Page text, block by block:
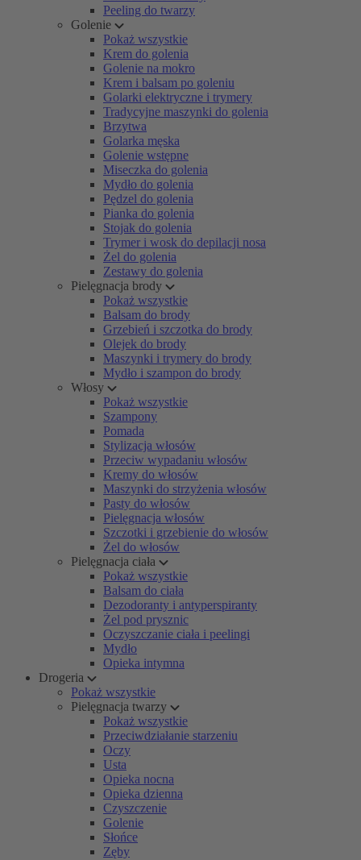
Peeling do twarzy
Golenie
Pokaż wszystkie
Krem do golenia
Golenie na mokro
Krem i balsam po goleniu
Golarki elektryczne i trymery
Tradycyjne maszynki do golenia
Brzytwa
Golarka męska
Golenie wstępne
Miseczka do golenia
Mydło do golenia
Pędzel do golenia
Pianka do golenia
Stojak do golenia
Trymer i wosk do depilacji nosa
Żel do golenia
Zestawy do golenia
Pielęgnacja brody
Pokaż wszystkie
Balsam do brody
Grzebień i szczotka do brody
Olejek do brody
Maszynki i trymery do brody
Mydło i szampon do brody
Włosy
Pokaż wszystkie
Szampony
Pomada
Stylizacja włosów
Przeciw wypadaniu włosów
Kremy do włosów
Maszynki do strzyżenia włosów
Pasty do włosów
Pielęgnacja włosów
Szczotki i grzebienie do włosów
Żel do włosów
Pielęgnacja ciała
Pokaż wszystkie
Balsam do ciała
Dezodoranty i antyperspiranty
Żel pod prysznic
Oczyszczanie ciała i peelingi
Mydło
Opieka intymna
Drogeria
Pokaż wszystkie
Pielęgnacja twarzy
Pokaż wszystkie
Przeciwdziałanie starzeniu
Oczy
Usta
Opieka nocna
Opieka dzienna
Czyszczenie
Golenie
Słońce
Zęby